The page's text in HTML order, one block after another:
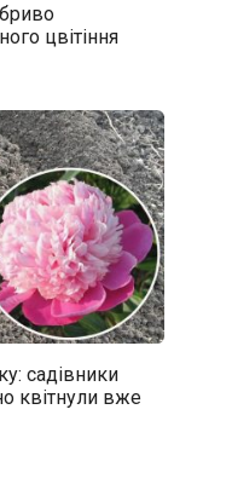
цвітіння
садівники
квітнули вже